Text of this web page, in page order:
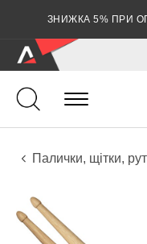
ЗНИЖКА 5% ПРИ
Ударні
Тарілки
Аксесуари
Палички, щітки,